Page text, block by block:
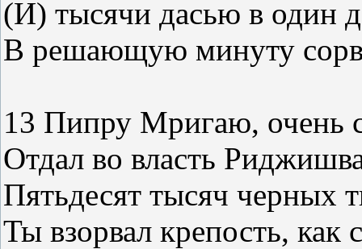
(И) тысячи дасью в один
В решающую минуту
13 Пипру Мригаю, очень
Отдал во власть
Пятьдесят тысяч черных
Ты взорвал крепость, как